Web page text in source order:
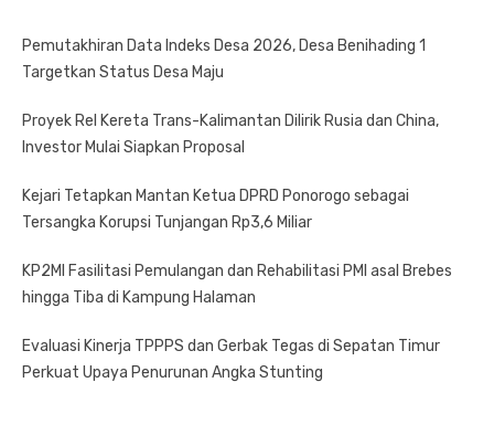
Pemutakhiran Data Indeks Desa 2026, Desa Benihading 1
Targetkan Status Desa Maju
Proyek Rel Kereta Trans-Kalimantan Dilirik Rusia dan China,
Investor Mulai Siapkan Proposal
Kejari Tetapkan Mantan Ketua DPRD Ponorogo sebagai
Tersangka Korupsi Tunjangan Rp3,6 Miliar
KP2MI Fasilitasi Pemulangan dan Rehabilitasi PMI asal Brebes
hingga Tiba di Kampung Halaman
Evaluasi Kinerja TPPPS dan Gerbak Tegas di Sepatan Timur
Perkuat Upaya Penurunan Angka Stunting